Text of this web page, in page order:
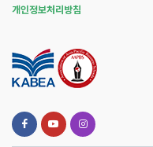
개인정보처리방침